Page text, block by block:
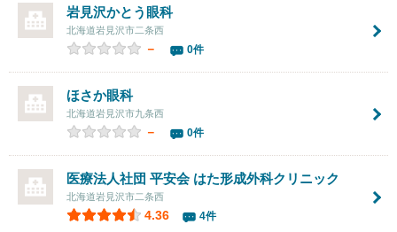
岩見沢かとう眼科
北海道岩見沢市二条西
－ 0件
ほさか眼科
北海道岩見沢市九条西
－ 0件
医療法人社団 平安会 はた形成外科クリニック
北海道岩見沢市二条西
4.36 4件